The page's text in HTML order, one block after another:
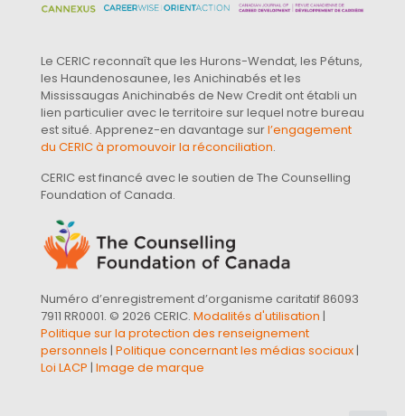
Le CERIC reconnaît que les Hurons-Wendat, les Pétuns,
les Haundenosaunee, les Anichinabés et les
Mississaugas Anichinabés de New Credit ont établi un
lien particulier avec le territoire sur lequel notre bureau
est situé. Apprenez-en davantage surl’engagement
du CERIC à promouvoir la réconciliation.
CERIC est financé avec le soutien de The Counselling
Foundation of Canada.
Numéro d’enregistrement d’organisme caritatif 86093
7911 RR0001. © 2026 CERIC. Modalités d'utilisation |
Politique sur la protection des renseignement
personnels | Politique concernant les médias sociaux|
Loi LACP | Image de marque